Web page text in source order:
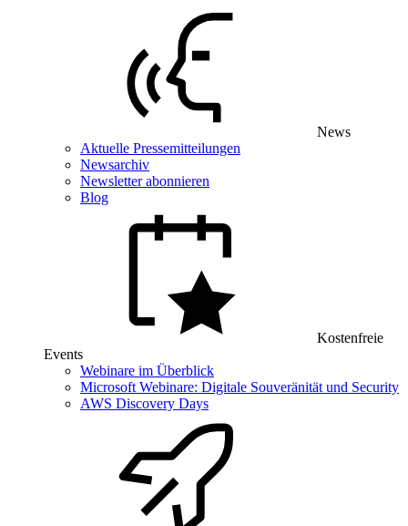
News
Aktuelle Pressemitteilungen
Newsarchiv
Newsletter abonnieren
Blog
Kostenfreie
Events
Webinare im Überblick
Microsoft Webinare: Digitale Souveränität und Security
AWS Discovery Days